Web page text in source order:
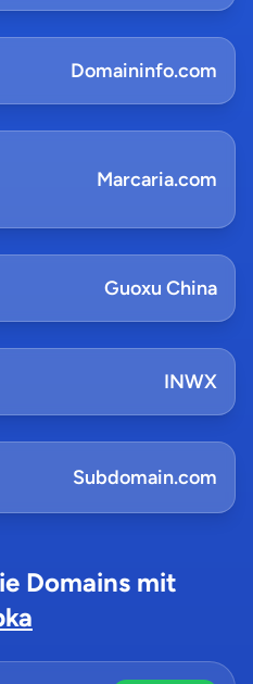
Domaininfo.com
Marcaria.com
Guoxu China
INWX
Subdomain.com
Domains mit